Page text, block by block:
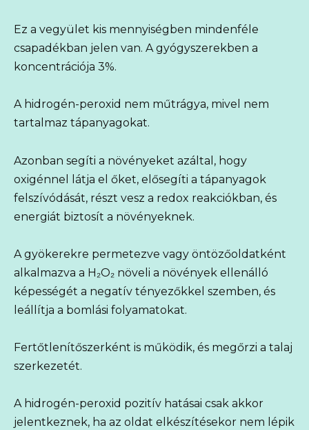
Ez a vegyület kis mennyiségben mindenféle
csapadékban jelen van. A gyógyszerekben a
koncentrációja 3%.
A hidrogén-peroxid nem műtrágya, mivel nem
tartalmaz tápanyagokat.
Azonban segíti a növényeket azáltal, hogy
oxigénnel látja el őket, elősegíti a tápanyagok
felszívódását, részt vesz a redox reakciókban, és
energiát biztosít a növényeknek.
A gyökerekre permetezve vagy öntözőoldatként
alkalmazva a H₂O₂ növeli a növények ellenálló
képességét a negatív tényezőkkel szemben, és
leállítja a bomlási folyamatokat.
Fertőtlenítőszerként is működik, és megőrzi a talaj
szerkezetét.
A hidrogén-peroxid pozitív hatásai csak akkor
jelentkeznek, ha az oldat elkészítésekor nem lépik